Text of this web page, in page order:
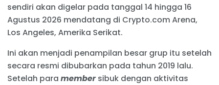
sendiri akan digelar pada tanggal 14 hingga 16
Agustus 2026 mendatang di Crypto.com Arena,
Los Angeles, Amerika Serikat.
Ini akan menjadi penampilan besar grup itu setelah
secara resmi dibubarkan pada tahun 2019 lalu.
Setelah para membersibuk dengan aktivitas